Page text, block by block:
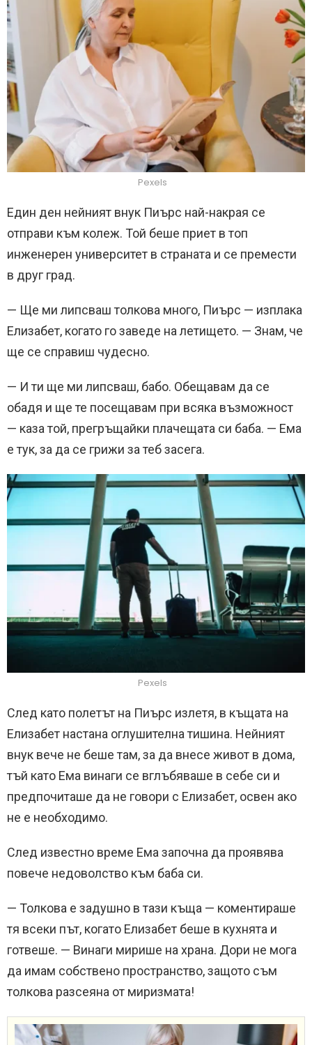
Pexels
Един ден нейният внук Пиърс най-накрая се
отправи към колеж. Той беше приет в топ
инженерен университет в страната и се премести
в друг град.
— Ще ми липсваш толкова много, Пиърс — изплака
Елизабет, когато го заведе на летището. — Знам, че
ще се справиш чудесно.
— И ти ще ми липсваш, бабо. Обещавам да се
обадя и ще те посещавам при всяка възможност
— каза той, прегръщайки плачещата си баба. — Ема
е тук, за да се грижи за теб засега.
Pexels
След като полетът на Пиърс излетя, в къщата на
Елизабет настана оглушителна тишина. Нейният
внук вече не беше там, за да внесе живот в дома,
тъй като Ема винаги се вглъбяваше в себе си и
предпочиташе да не говори с Елизабет, освен ако
не е необходимо.
След известно време Ема започна да проявява
повече недоволство към баба си.
— Толкова е задушно в тази къща — коментираше
тя всеки път, когато Елизабет беше в кухнята и
готвеше. — Винаги мирише на храна. Дори не мога
да имам собствено пространство, защото съм
толкова разсеяна от миризмата!